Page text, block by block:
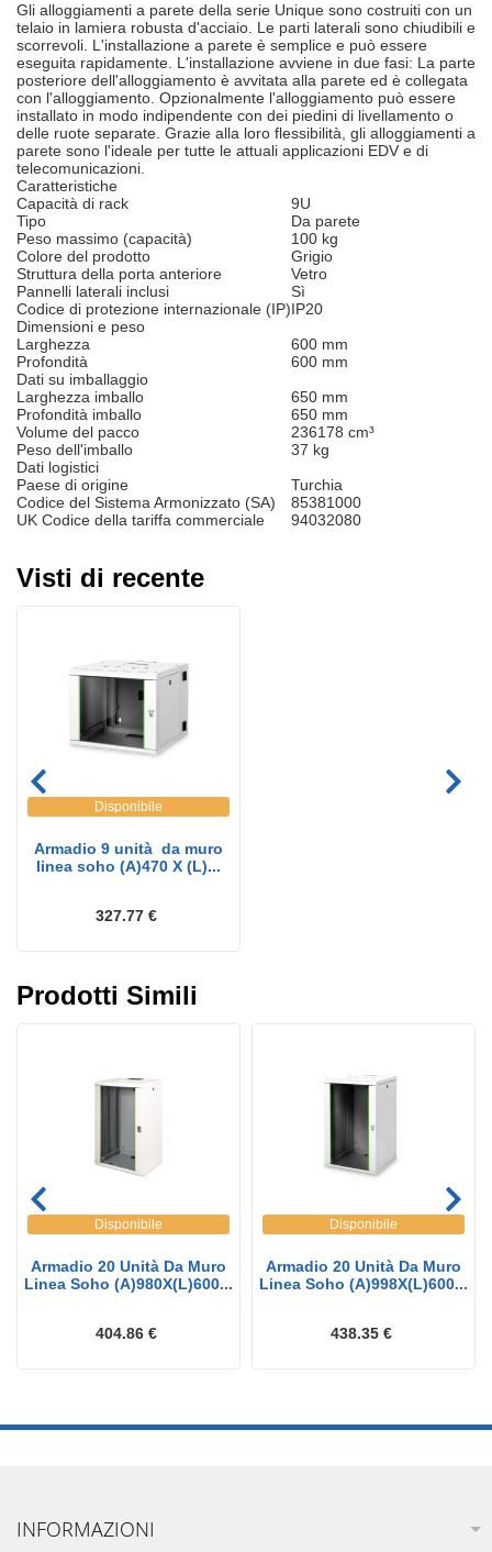
Gli alloggiamenti a parete della serie Unique sono costruiti con un
telaio in lamiera robusta d'acciaio. Le parti laterali sono chiudibili e
scorrevoli. L'installazione a parete è semplice e può essere
eseguita rapidamente. L'installazione avviene in due fasi: La parte
posteriore dell'alloggiamento è avvitata alla parete ed è collegata
con l'alloggiamento. Opzionalmente l'alloggiamento può essere
installato in modo indipendente con dei piedini di livellamento o
delle ruote separate. Grazie alla loro flessibilità, gli alloggiamenti a
parete sono l'ideale per tutte le attuali applicazioni EDV e di
telecomunicazioni.
Caratteristiche
Capacità di rack
9U
Tipo
Da parete
Peso massimo (capacità)
100 kg
Colore del prodotto
Grigio
Struttura della porta anteriore
Vetro
Pannelli laterali inclusi
Sì
Codice di protezione internazionale (IP)IP20
Dimensioni e peso
Larghezza
600 mm
Profondità
600 mm
Dati su imballaggio
Larghezza imballo
650 mm
Profondità imballo
650 mm
Volume del pacco
236178 cm³
Peso dell'imballo
37 kg
Dati logistici
Paese di origine
Turchia
Codice del Sistema Armonizzato (SA)
85381000
UK Codice della tariffa commerciale
94032080
Visti di recente
Disponibile
Armadio 9 unità da muro
linea soho (A)470 X (L)...
327.77 €
Prodotti Simili
Disponibile
Armadio 20 Unità Da Muro
Linea Soho (A)980X(L)600...
404.86 €
Disponibile
Armadio 20 Unità Da Muro
Linea Soho (A)998X(L)600...
438.35 €
INFORMAZIONI